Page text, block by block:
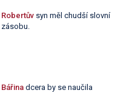
Robertůvsyn měl chudší slovní
zásobu.
Bářina dcera by se naučila